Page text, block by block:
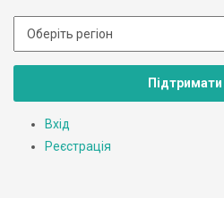
Вхід
Реєстрація